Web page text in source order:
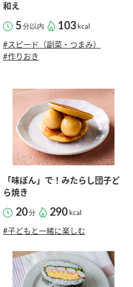
和え
5分以内 103 kcal
#スピード（副菜・つまみ）
#作りおき
「味ぽん」で！みたらし団子ど
ら焼き
20分 290 kcal
#子どもと一緒に楽しむ